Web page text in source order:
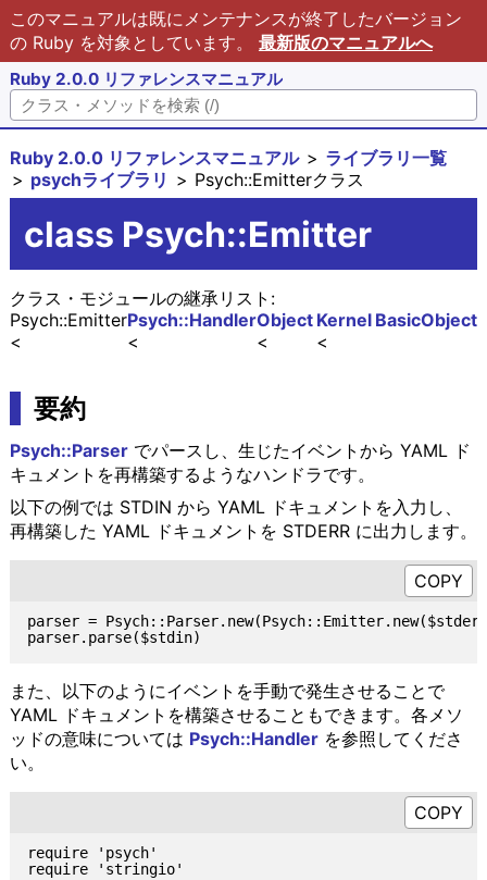
このマニュアルは既にメンテナンスが終了したバージョン
の Ruby を対象としています。 最新版のマニュアルへ
Ruby 2.0.0 リファレンスマニュアル
Ruby 2.0.0 リファレンスマニュアル
ライブラリ一覧
psychライブラリ
Psych::Emitterクラス
class Psych::Emitter
クラス・モジュールの継承リスト:
BasicObject
Kernel
Object
Psych::Handler
Psych::Emitter
要約
Psych::Parserでパースし、生じたイベントから YAML ド
キュメントを再構築するようなハンドラです。
以下の例では STDIN から YAML ドキュメントを入力し、
再構築した YAML ドキュメントを STDERR に出力します。
parser =
また、以下のようにイベントを手動で発生させることで
YAML ドキュメントを構築させることもできます。各メソ
ッドの意味については Psych::Handlerを参照してくださ
い。
require 'psych'
require 'stringio'